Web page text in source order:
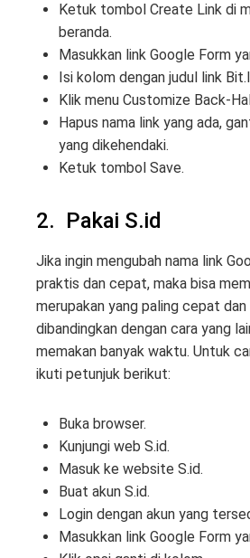
Ketuk tombol Create Link di
beranda.
Masukkan link Google Form
Isi kolom dengan judul link
Klik menu Customize Back-
Hapus nama link yang ada,
yang dikehendaki.
Ketuk tombol Save.
2. Pakai S.id
Jika ingin mengubah nama link
praktis dan cepat, maka bisa
merupakan yang paling cepat
dibandingkan dengan cara yang
memakan banyak waktu. Untuk
ikuti petunjuk berikut:
Buka browser.
Kunjungi web S.id.
Masuk ke website S.id.
Buat akun S.id.
Login dengan akun yang
Masukkan link Google Form